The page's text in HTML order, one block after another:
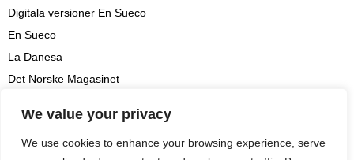
We value your privacy
We use cookies to enhance your browsing experience, serve
Digitala versioner En Sueco
En Sueco
La Danesa
Det Norske Magasinet
Aviso legal
Prenumerationsvillkor